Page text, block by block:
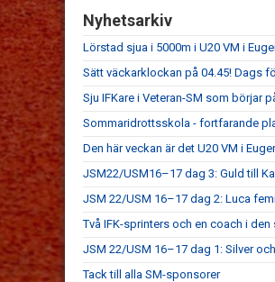
Nyhetsarkiv
Lörstad sjua i 5000m i U20 VM i
Sätt väckarklockan på 04.45! Dags
Sju IFKare i Veteran-SM som börjar
Sommaridrottsskola - fortfarande
Den här veckan är det U20 VM i
JSM22/USM16–17 dag 3: Guld till
JSM 22/USM 16–17 dag 2: Luca
Två IFK-sprinters och en coach i den
JSM 22/USM 16–17 dag 1: Silver
Tack till alla SM-sponsorer